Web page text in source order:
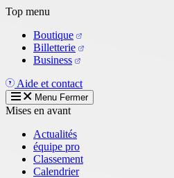
Aller
contenu
principal
Top menu
Boutique
Billetterie
Business
Aide et contact
Menu Fermer
Mises en avant
Actualités
équipe pro
Classement
Calendrier